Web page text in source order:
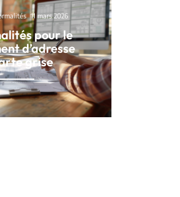
11 mars 2026
pour le
d’adresse
grise